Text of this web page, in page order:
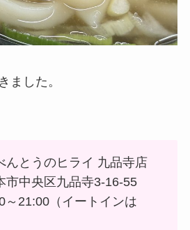
ました。
んとうのヒライ 九品寺店
市中央区九品寺3-16-55
～21:00（イートインは